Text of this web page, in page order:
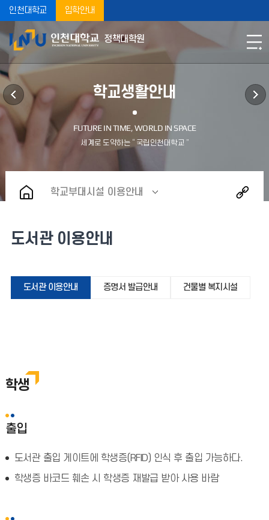
인천대학교 입학안내
정책대학원
학교생활안내
학교부대시설 이용안내
도서관 이용안내
도서관 이용안내 증명서 발급안내 건물별 복지시설
학생
출입
도서관 출입 게이트에 학생증(RFID) 인식 후 출입 가능하다.
학생증 바코드 훼손 시 학생증 재발급 받아 사용 바람